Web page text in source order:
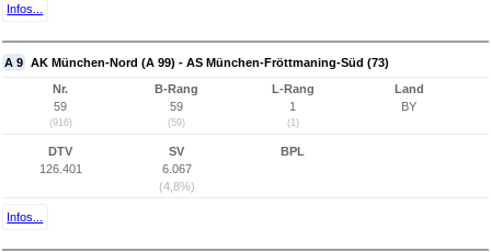
Infos...
A 9 AK München-Nord (A 99) - AS München-Fröttmaning-Süd (73)
Nr.
59
(916)
B-Rang
59
(59)
L-Rang
1
(1)
Land
BY
DTV
126.401
SV
6.067
(4,8%)
BPL
Infos...